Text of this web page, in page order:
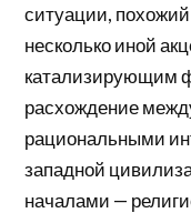
ситуации,
несколько иной
катализирующим
расхождение
рациональными
западной
началами —